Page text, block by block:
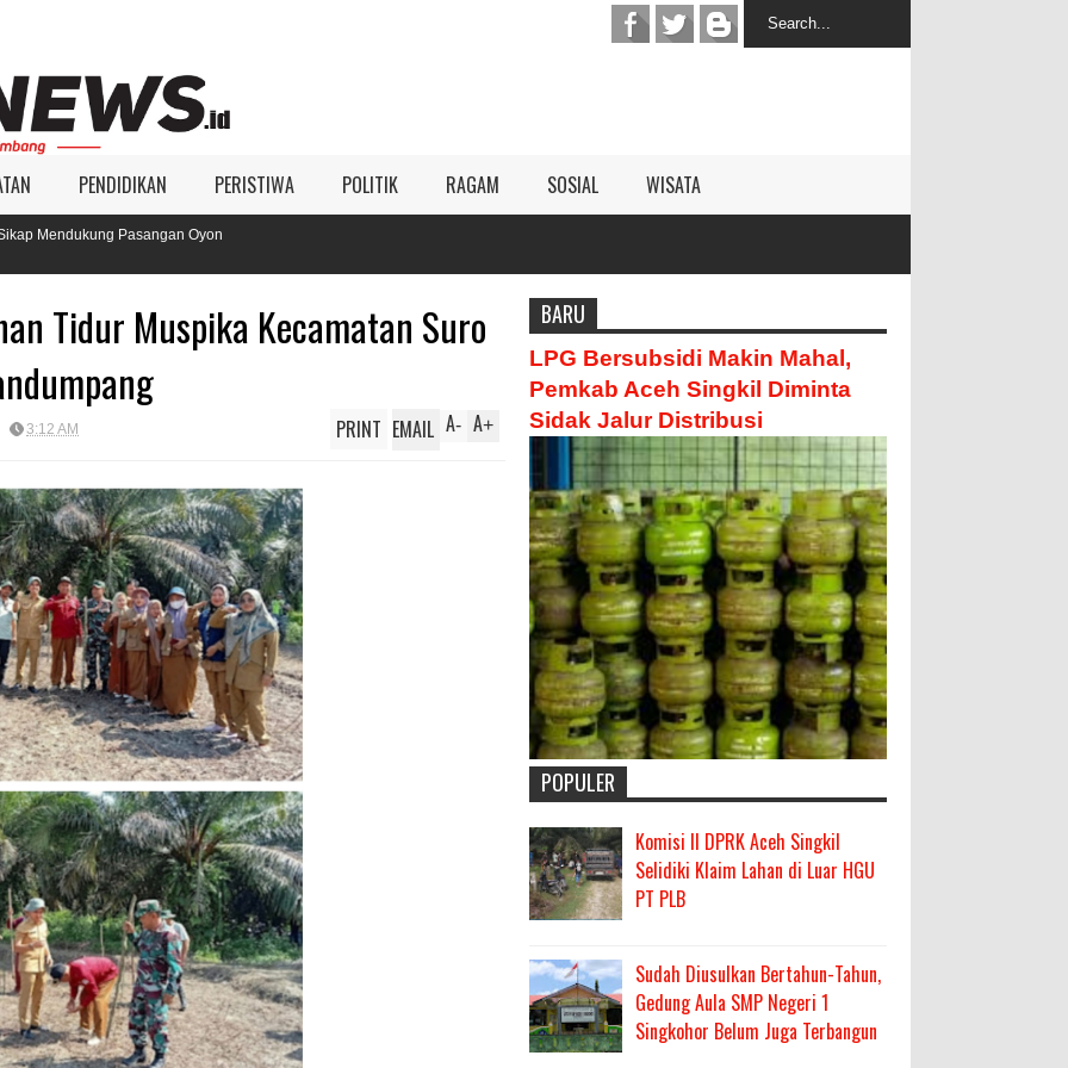
PENDIDIKAN PERISTIWA POLITIK RAGAM SOSIAL WISATA
Oyon
Tidur Muspika Kecamatan Suro
3:12 AM A+
A-
PRINT EMAIL
BARU
LPG Bersubsidi Makin Mahal,
Pemkab Aceh Singkil Diminta
Sidak Jalur Distribusi
POPULER
Komisi II DPRK Aceh Singkil
Selidiki Klaim Lahan di Luar HGU
PT PLB
Sudah Diusulkan Bertahun-Tahun,
Gedung Aula SMP Negeri 1
Singkohor Belum Juga Terbangun